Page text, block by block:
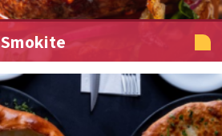
Smokite